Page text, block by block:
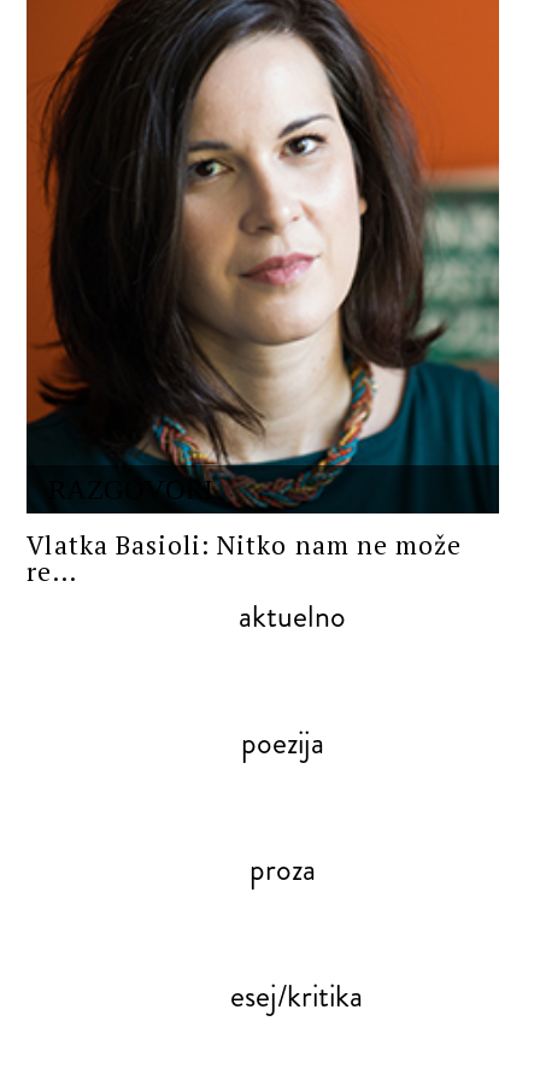
RAZGOVORI
Vlatka Basioli: Nitko nam ne može
re...
aktuelno
poezija
proza
esej/kritika